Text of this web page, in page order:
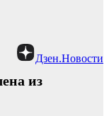
Дзен.Новости
из